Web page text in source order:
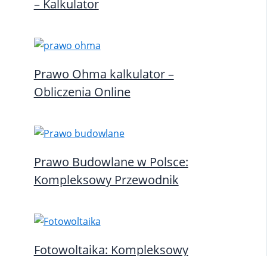
– Kalkulator
Prawo Ohma kalkulator –
Obliczenia Online
Prawo Budowlane w Polsce:
Kompleksowy Przewodnik
Fotowoltaika: Kompleksowy